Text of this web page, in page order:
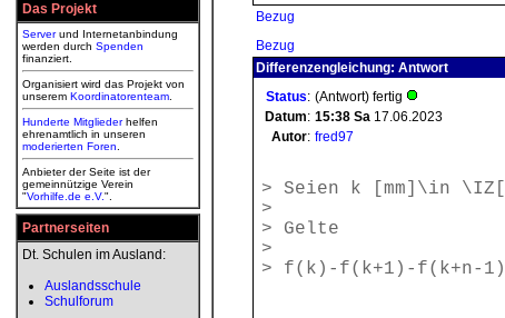
Das Projekt
Serverund Internetanbindung
werden durch Spenden
finanziert.
Organisiert wird das Projekt von
unserem Koordinatorenteam
Hunderte Mitgliederhelfen
ehrenamtlich in unseren
moderierten Foren
Anbieter der Seite ist der
gemeinnützige Verein
"Vorhilfe.de e.V.".
Partnerseiten
Dt. Schulen im Ausland:
Auslandsschule
Schulforum
Bezug
Bezug
Differenzengleichung: Antwort
Status: (Antwort) fertig
Datum: 15:38 Sa 17.06.2023
Autor: fred97
> Seien k [mm]\in
>
> Gelte
>
> f(k)-f(k+1)-f(k+n-